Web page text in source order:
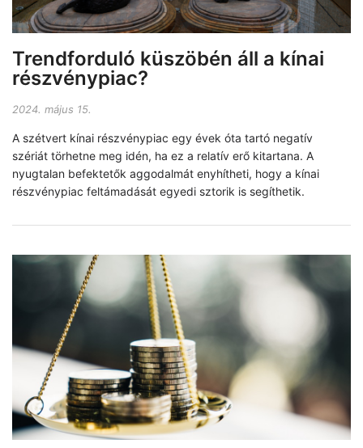
Trendforduló küszöbén áll a kínai
részvénypiac?
2024. május 15.
A szétvert kínai részvénypiac egy évek óta tartó negatív
szériát törhetne meg idén, ha ez a relatív erő kitartana. A
nyugtalan befektetők aggodalmát enyhítheti, hogy a kínai
részvénypiac feltámadását egyedi sztorik is segíthetik.